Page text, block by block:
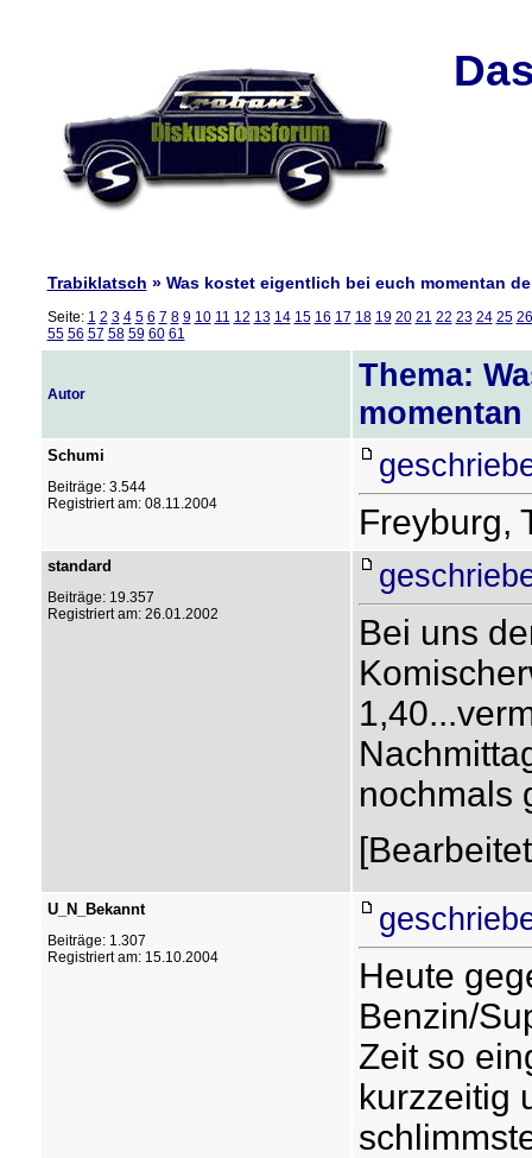
Trabiklatsch » Was kostet eigentlich bei euch momentan
Seite: 1 2 3 4 5 6 7 8 9 10 11 12 13 14 15 16 17 18 19 20 21 22 23 24 25 26
55 56 57 58 59 60 61
Autor
Thema:
Schumi
Beiträge: 3.544
Registriert am: 08.11.2004
Freyburg,
standard
Beiträge: 19.357
Registriert am: 26.01.2002
Bei uns
nochmals
U_N_Bekannt
Beiträge: 1.307
Registriert am: 15.10.2004
Heute
Benzin/
Zeit so
kurzzeitig